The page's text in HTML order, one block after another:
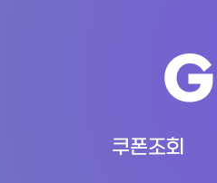
쿠폰조회